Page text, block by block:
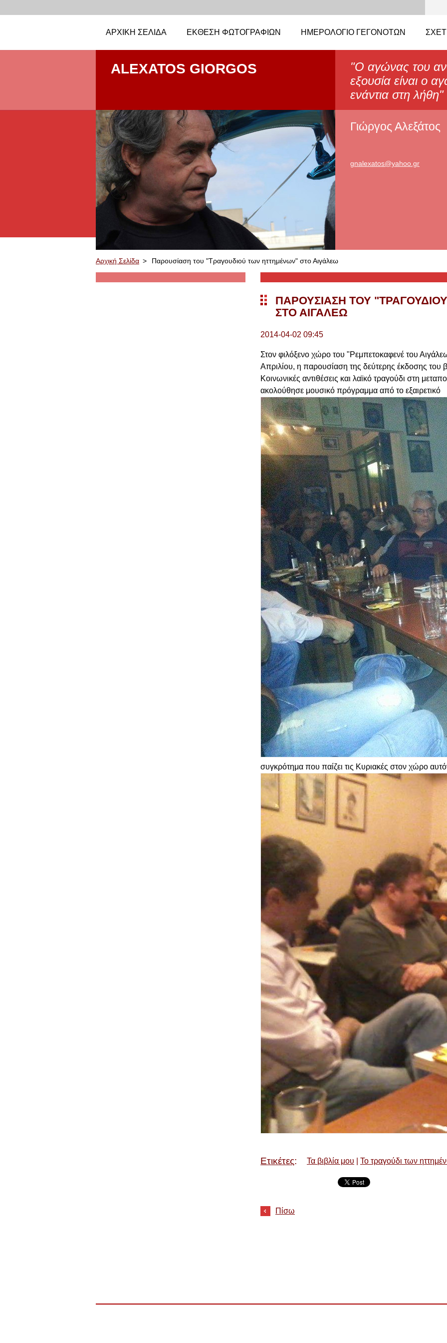
ΑΡΧΙΚΉ ΣΕΛΊΔΑ ΈΚΘΕΣΗ ΦΩΤΟΓΡΑΦΙΏΝ ΗΜΕΡΟΛΌΓΙΟ ΓΕΓΟΝΌΤΩΝ
ALEXATOS GIORGOS
"Ο αγώνας του
εξουσία είναι ο
ενάντια στη
Γιώργος Αλεξάτος
gnalexatos@yahoo .gr
Αρχική Σελίδα > Παρουσίαση του "Τραγουδιού των ηττημένων" στο Αιγάλεω
ΠΑΡΟΥΣΊΑΣΗ ΤΟΥ
ΣΤΟ ΑΙΓΆΛΕΩ
2014-04-02 09:45
Στον φιλόξενο χώρο του "Ρεμπετοκαφενέ του
Απριλίου, η παρουσίαση της δεύτερης έκδοσης του
Κοινωνικές αντιθέσεις και λαϊκό τραγούδι στη
ακολούθησε μουσικό πρόγραμμα από το εξαιρετικό
συγκρότημα που παίζει τις Κυριακές στον χώρο
Ετικέτες: Τα βιβλία μου Το τραγούδι των
Πίσω